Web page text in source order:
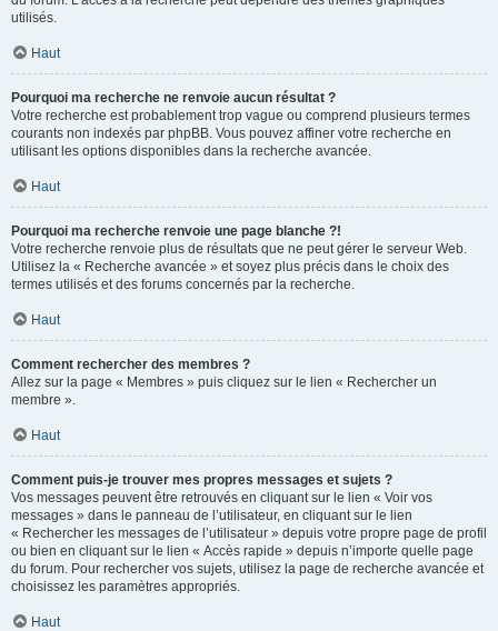
utilisés.
Haut
Pourquoi ma recherche ne renvoie aucun résultat ?
Votre recherche est probablement trop vague ou comprend plusieurs termes
courants non indexés par phpBB. Vous pouvez affiner votre recherche en
utilisant les options disponibles dans la recherche avancée.
Haut
Pourquoi ma recherche renvoie une page blanche ?!
Votre recherche renvoie plus de résultats que ne peut gérer le serveur Web.
Utilisez la « Recherche avancée » et soyez plus précis dans le choix des
termes utilisés et des forums concernés par la recherche.
Haut
Comment rechercher des membres ?
Allez sur la page « Membres » puis cliquez sur le lien « Rechercher un
membre ».
Haut
Comment puis-je trouver mes propres messages et sujets ?
Vos messages peuvent être retrouvés en cliquant sur le lien « Voir vos
messages » dans le panneau de l’utilisateur, en cliquant sur le lien
« Rechercher les messages de l’utilisateur » depuis votre propre page de profil
ou bien en cliquant sur le lien « Accès rapide » depuis n’importe quelle page
du forum. Pour rechercher vos sujets, utilisez la page de recherche avancée et
choisissez les paramètres appropriés.
Haut